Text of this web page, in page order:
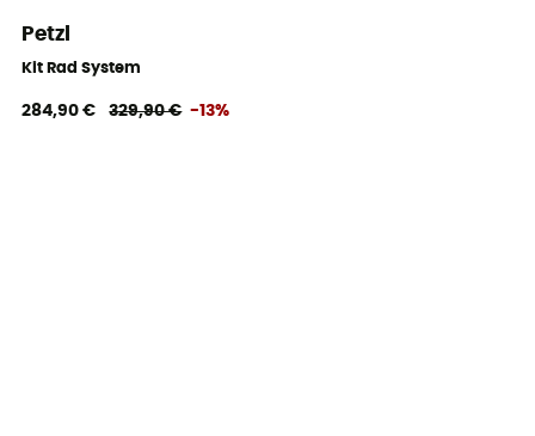
Petzl
Kit Rad System
284,90 € 329,90 € -13%